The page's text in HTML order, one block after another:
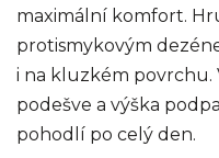
maximální komfort.
protismykovým
i na kluzkém povrchu.
podešve a výška
pohodlí po celý den.